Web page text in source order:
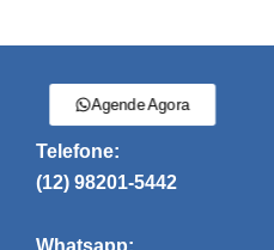
Agende Agora
Telefone:
(12) 98201-5442